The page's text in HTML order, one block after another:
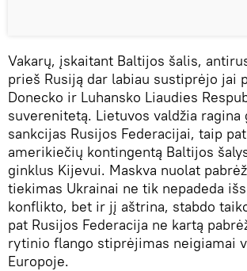
Vakarų, įskaitant Baltijos šalis,
prieš Rusiją dar labiau sustiprėjo jai
Donecko ir Luhansko Liaudies
suverenitetą. Lietuvos valdžia ragina
sankcijas Rusijos Federacijai, taip
amerikiečių kontingentą Baltijos
ginklus Kijevui. Maskva nuolat
tiekimas Ukrainai ne tik nepadeda
konflikto, bet ir jį aštrina, stabdo
pat Rusijos Federacija ne kartą
rytinio flango stiprėjimas neigiamai
Europoje.